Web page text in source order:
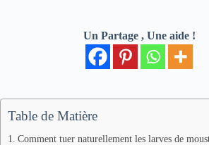
Un Partage , Une aide !
Table de Matière
Comment tuer naturellement les larves de